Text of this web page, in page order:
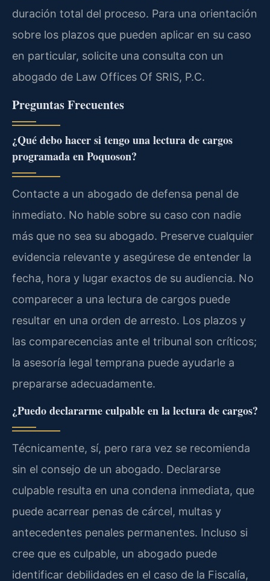
duración total del proceso. Para una orientación
sobre los plazos que pueden aplicar en su caso
en particular, solicite una consulta con un
abogado de Law Offices Of SRIS, P.C.
Preguntas Frecuentes
¿Qué debo hacer si tengo una lectura de cargos
programada en Poquoson?
Contacte a un abogado de defensa penal de
inmediato. No hable sobre su caso con nadie
más que no sea su abogado. Preserve cualquier
evidencia relevante y asegúrese de entender la
fecha, hora y lugar exactos de su audiencia. No
comparecer a una lectura de cargos puede
resultar en una orden de arresto. Los plazos y
las comparecencias ante el tribunal son críticos;
la asesoría legal temprana puede ayudarle a
prepararse adecuadamente.
¿Puedo declararme culpable en la lectura de cargos?
Técnicamente, sí, pero rara vez se recomienda
sin el consejo de un abogado. Declararse
culpable resulta en una condena inmediata, que
puede acarrear penas de cárcel, multas y
antecedentes penales permanentes. Incluso si
cree que es culpable, un abogado puede
identificar debilidades en el caso de la Fiscalía,